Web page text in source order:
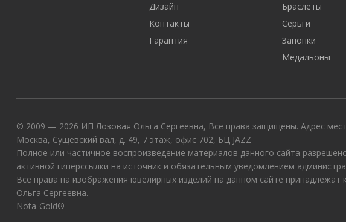
Дизайн
Контакты
Гарантия
Браслеты
Серьги
Запонки
Медальоны
© 2009 — 2026 ИП Лозовая Ольга Сергеевна, Все права защищены. Адрес
Москва, Сущевский вал, д. 49, 7 этаж, офис 702, БЦ JAZZ
Полное или частичное воспроизведение материалов данного сайта
активной гиперссылки на источник и обязательным уведомлением
Все права на изображения ювелирных изделий на данном сайте
Ольга Сергеевна.
Nota-Gold®